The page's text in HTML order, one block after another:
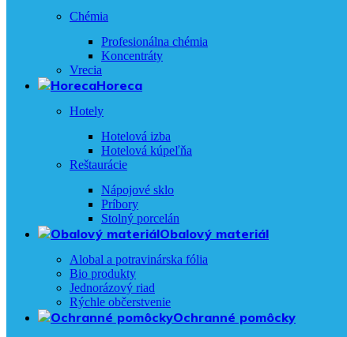
Chémia
Profesionálna chémia
Koncentráty
Vrecia
Horeca
Hotely
Hotelová izba
Hotelová kúpeľňa
Reštaurácie
Nápojové sklo
Príbory
Stolný porcelán
Obalový materiál
Alobal a potravinárska fólia
Bio produkty
Jednorázový riad
Rýchle občerstvenie
Ochranné pomôcky